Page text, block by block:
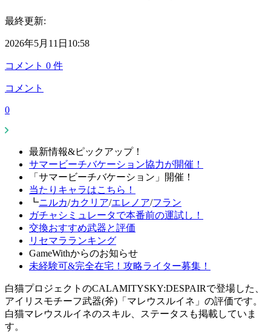
最終更新:
2026年5月11日10:58
コメント 0 件
コメント
0
最新情報&ピックアップ！
サマービーチバケーション協力が開催！
「サマービーチバケーション」開催！
当たりキャラはこちら！
┗ニルカ/カクリア/エレノア/フラン
ガチャシミュレータで本番前の運試し！
交換おすすめ武器と評価
リセマラランキング
GameWithからのお知らせ
未経験可&完全在宅！攻略ライター募集！
白猫プロジェクトのCALAMITYSKY:DESPAIRで登場した、
アイリスモチーフ武器(斧)「マレウスルイネ」の評価です。
白猫マレウスルイネのスキル、ステータスも掲載していま
す。